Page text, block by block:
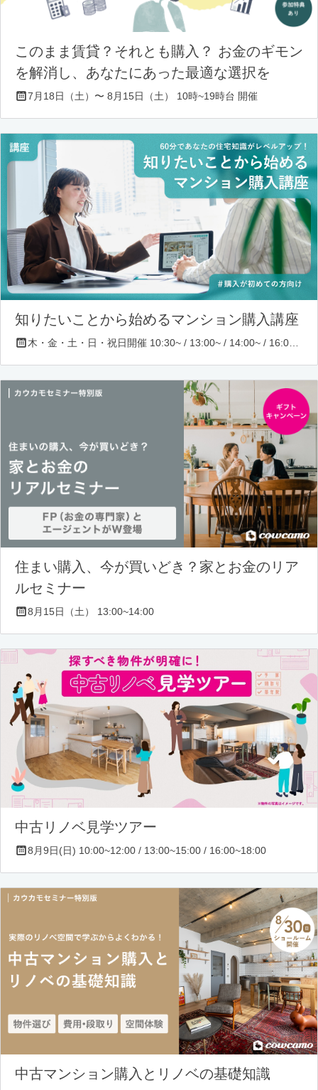
このまま賃貸？それとも購入？ お金のギモン
を解消し、あなたにあった最適な選択を
7月18日（土）〜 8月15日（土） 10時~19時台 開催
知りたいことから始めるマンション購入講座
住まい購入、今が買いどき？家とお金のリア
ルセミナー
8月15日（土） 13:00~14:00
中古リノベ見学ツアー
8月9日(日) 10:00~12:00 / 13:00~15:00 / 16:00~18:00
中古マンション購入とリノベの基礎知識